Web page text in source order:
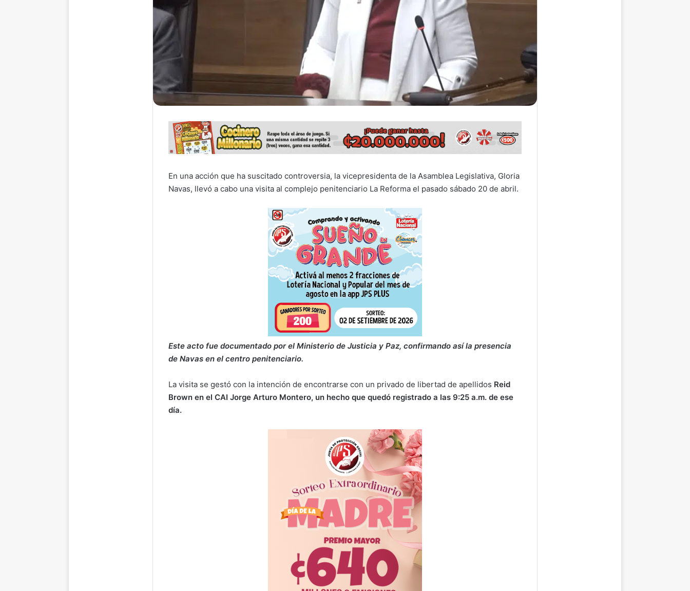
En una acción que ha suscitado controversia, la vicepresidenta de la Asamblea Legislativa, Gloria
Navas, llevó a cabo una visita al complejo penitenciario La Reforma el pasado sábado 20 de abril.
Este acto fue documentado por el Ministerio de Justicia y Paz, confirmando así la presencia
de Navas en el centro penitenciario.
La visita se gestó con la intención de encontrarse con un privado de libertad de apellidos Reid
Brown en el CAI Jorge Arturo Montero, un hecho que quedó registrado a las 9:25 a.m. de ese
día.